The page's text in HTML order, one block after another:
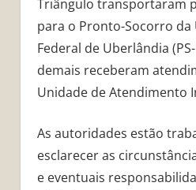
Triângulo transportaram
para o Pronto-Socorro da
Federal de Uberlândia
demais receberam
Unidade de Atendimento
As autoridades estão
esclarecer as
e eventuais